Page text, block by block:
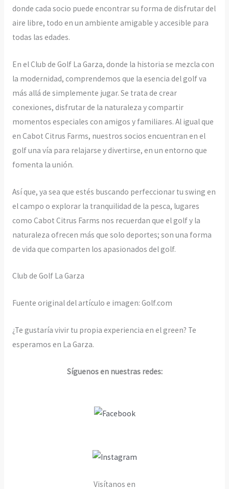
donde cada socio puede encontrar su forma de disfrutar del
aire libre, todo en un ambiente amigable y accesible para
todas las edades.
En el Club de Golf La Garza, donde la historia se mezcla con
la modernidad, comprendemos que la esencia del golf va
más allá de simplemente jugar. Se trata de crear
conexiones, disfrutar de la naturaleza y compartir
momentos especiales con amigos y familiares. Al igual que
en Cabot Citrus Farms, nuestros socios encuentran en el
golf una vía para relajarse y divertirse, en un entorno que
fomenta la unión.
Así que, ya sea que estés buscando perfeccionar tu swing en
el campo o explorar la tranquilidad de la pesca, lugares
como Cabot Citrus Farms nos recuerdan que el golf y la
naturaleza ofrecen más que solo deportes; son una forma
de vida que comparten los apasionados del golf.
Club de Golf La Garza
Fuente original del artículo e imagen: Golf.com
¿Te gustaría vivir tu propia experiencia en el green? Te
esperamos en La Garza.
Síguenos en nuestras redes:
Visítanos en